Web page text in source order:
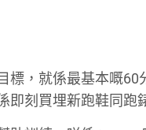
標，就係最基本嘅
即刻買埋新跑鞋同跑